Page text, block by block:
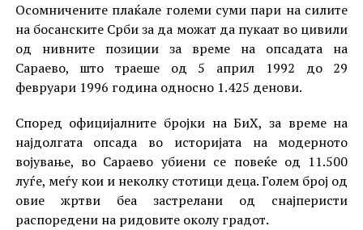
Осомничените плаќале големи суми пари на силите
на босанските Срби за да можат да пукаат во цивили
од нивните позиции за време на опсадата на
Сараево, што траеше од 5 април 1992 до 29
февруари 1996 година односно 1.425 денови.
Според официјалните бројки на БиХ, за време на
најдолгата опсада во историјата на модерното
војување, во Сараево убиени се повеќе од 11.500
луѓе, меѓу кои и неколку стотици деца. Голем број од
овие жртви беа застрелани од снајперисти
распоредени на ридовите околу градот.